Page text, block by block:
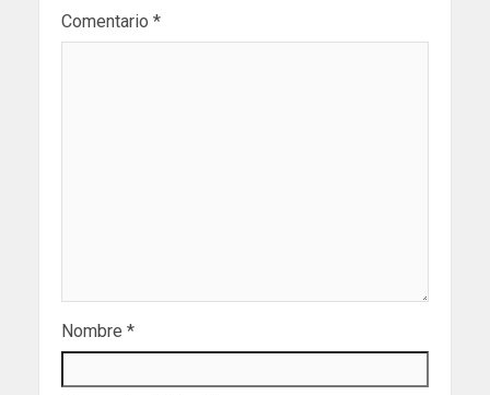
Comentario *
Nombre *